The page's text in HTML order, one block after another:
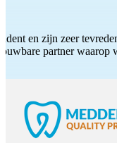
en zijn zeer
partner waarop